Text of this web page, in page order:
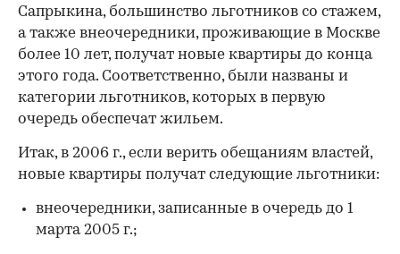
Сапрыкина, большинство льготников со стажем,
а также внеочередники, проживающие в Москве
более 10 лет, получат новые квартиры до конца
этого года. Соответственно, были названы и
категории льготников, которых в первую
очередь обеспечат жильем.
Итак, в 2006 г., если верить обещаниям властей,
новые квартиры получат следующие льготники:
внеочередники, записанные в очередь до 1
марта 2005 г.;